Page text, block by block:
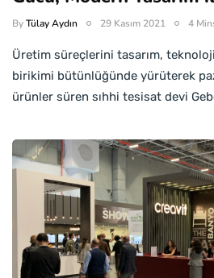
ByTülay Aydın 29 Kasım 2021 4
Üretim süreçlerini tasarım,
birikimi bütünlüğünde yürüterek
ürünler süren sıhhi tesisat devi